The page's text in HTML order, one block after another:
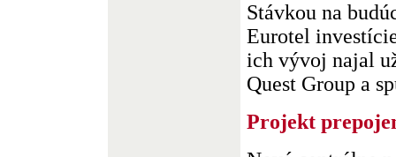
Stávkou na
Eurotel
ich vývoj najal
Quest Group a
Projekt